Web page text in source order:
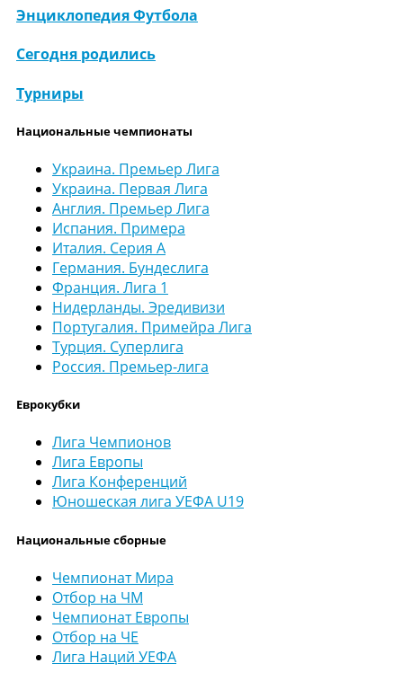
Энциклопедия Футбола
Сегодня родились
Турниры
Национальные чемпионаты
Украина. Премьер Лига
Украина. Первая Лига
Англия. Премьер Лига
Испания. Примера
Италия. Серия А
Германия. Бундеслига
Франция. Лига 1
Нидерланды. Эредивизи
Португалия. Примейра Лига
Турция. Суперлига
Россия. Премьер-лига
Еврокубки
Лига Чемпионов
Лига Европы
Лига Конференций
Юношеская лига УЕФА U19
Национальные сборные
Чемпионат Мира
Отбор на ЧМ
Чемпионат Европы
Отбор на ЧЕ
Лига Наций УЕФА